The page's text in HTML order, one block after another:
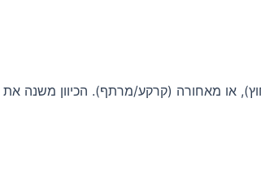
או מאחורה (קרקע/מרתף). הכיוון משנה